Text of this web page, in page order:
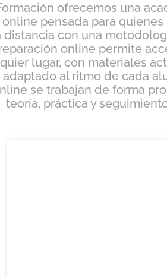
ofrecemos una
pensada para quienes
distancia con una
online permite
lugar, con materiales
al ritmo de cada
se trabajan de forma
teoría, práctica y